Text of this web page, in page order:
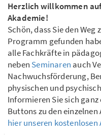
Herzlich willkommen
Akademie!
Schön, dass Sie den
Programm gefunden
alle Fachkräfte in
neben Seminaren auch
Nachwuchsförderung,
physischen und
Informieren Sie sich
Buttons zu den
hier unseren